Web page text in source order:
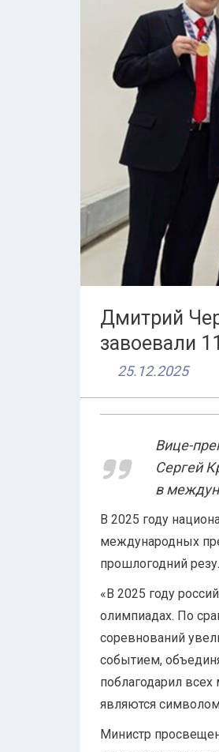
Дмитрий
завоевали
25.12.2025
Вице-
Сергей
в
В 2025 году
международных
прошлогодний
«В 2025 году
олимпиадах. По
соревнований
событием,
поблагодарил всех
являются символом
Министр